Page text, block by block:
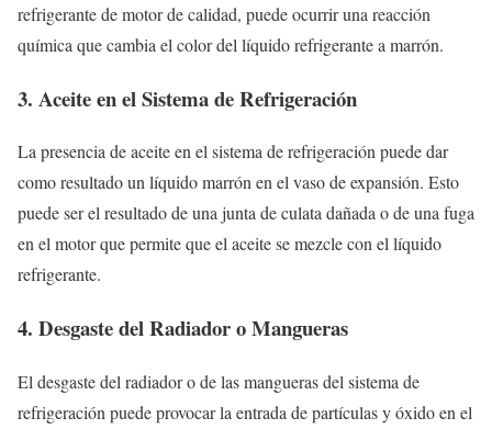
refrigerante de motor de calidad, puede ocurrir una reacción
química que cambia el color del líquido refrigerante a marrón.
3. Aceite en el Sistema de Refrigeración
La presencia de aceite en el sistema de refrigeración puede dar
como resultado un líquido marrón en el vaso de expansión. Esto
puede ser el resultado de una junta de culata dañada o de una fuga
en el motor que permite que el aceite se mezcle con el líquido
refrigerante.
4. Desgaste del Radiador o Mangueras
El desgaste del radiador o de las mangueras del sistema de
refrigeración puede provocar la entrada de partículas y óxido en el